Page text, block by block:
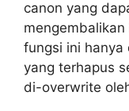
canon yang
fungsi ini
yang terhapus
di-overwrite